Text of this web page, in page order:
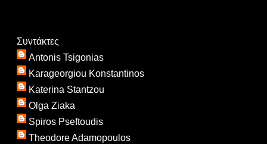
Συντάκτες
Antonis Tsigonias
Karageorgiou Konstantinos
Katerina Stantzou
Olga Ziaka
Spiros Pseftoudis
Theodore Adamopoulos